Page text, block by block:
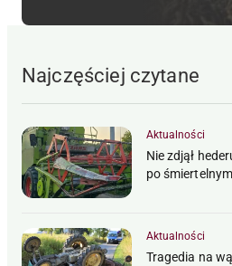
Najczęściej czytane
Aktualności
Nie zdjął
po
Aktualności
Tragedia na